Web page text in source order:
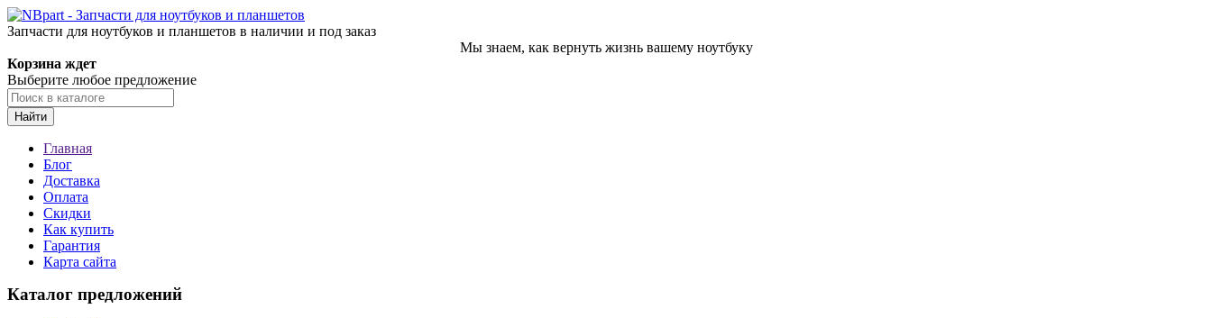
Запчасти для ноутбуков и планшетов в наличии и под заказ
Мы знаем, как вернуть жизнь вашему ноутбуку
Корзина ждет
Выберите любое предложение
Найти
Главная
Блог
Доставка
Оплата
Скидки
Как купить
Гарантия
Карта сайта
Каталог предложений